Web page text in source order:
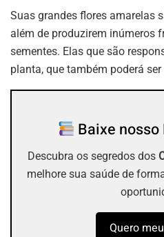
Suas grandes flores amarelas
além de produzirem inúmeros
sementes. Elas que são
planta, que também poderá
Baixe nosso
Descubra os segredos dos
melhore sua saúde de
Quero